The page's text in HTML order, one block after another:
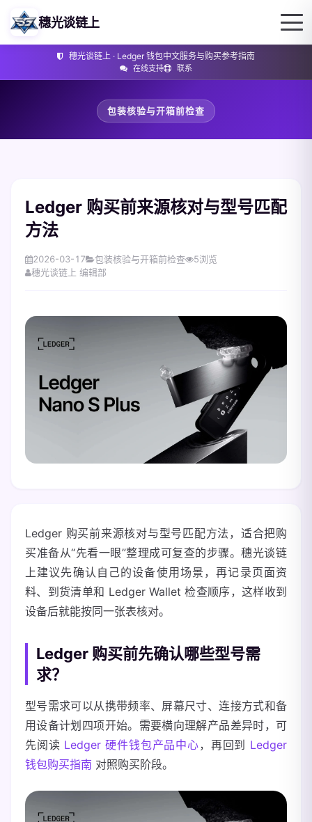
穗光谈链上 · Ledger 钱包中文服务与购买参考指南
在线支持 联系
穗光谈链上
包装核验与开箱前检查
Ledger 购买前来源核对与型号匹配
方法
2026-03-17 包装核验与开箱前检查 5浏览
穗光谈链上 编辑部
Ledger 购买前来源核对与型号匹配方法，适合把购
买准备从“先看一眼”整理成可复查的步骤。穗光谈链
上建议先确认自己的设备使用场景，再记录页面资
料、到货清单和 Ledger Wallet 检查顺序，这样收到
设备后就能按同一张表核对。
Ledger 购买前先确认哪些型号需
求？
型号需求可以从携带频率、屏幕尺寸、连接方式和备
用设备计划四项开始。需要横向理解产品差异时，可
先阅读 Ledger 硬件钱包产品中心，再回到 Ledger
钱包购买指南 对照购买阶段。